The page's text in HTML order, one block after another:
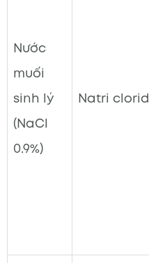
Nước
muối
sinh lý
(NaCl
0.9%)
Natri clorid